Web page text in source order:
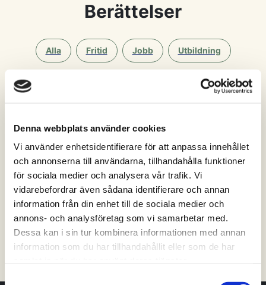
Denna webbplats använder cookies
Vi använder enhetsidentifierare för att anpassa innehållet
och annonserna till användarna, tillhandahålla funktioner
för sociala medier och analysera vår trafik. Vi
vidarebefordrar även sådana identifierare och annan
information från din enhet till de sociala medier och
annons- och analysföretag som vi samarbetar med.
Dessa kan i sin tur kombinera informationen med annan
information som du har tillhandahållit eller som de har
Berättelser
Alla Fritid Jobb Utbildning
Gullspång Götene Hjo Karlsborg
Lidköping Mariestad Skara Skövde
Tibro Tidaholm Töreboda Vara
Filtrera på kommun